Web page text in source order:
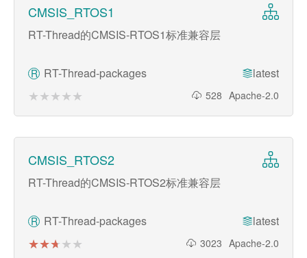
CMSIS_RTOS1
RT-Thread的CMSIS-RTOS1标准兼容层
R RT-Thread-packages latest
★★★★★
★★★★★ 528 Apache-2.0
CMSIS_RTOS2
RT-Thread的CMSIS-RTOS2标准兼容层
R RT-Thread-packages latest
★★★★★
★★★★★ 3023 Apache-2.0